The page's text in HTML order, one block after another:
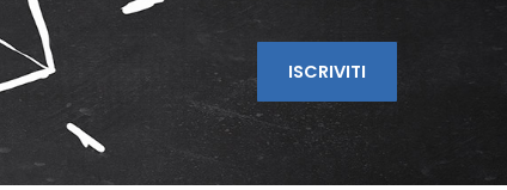
ISCRIVITI